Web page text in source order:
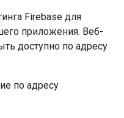
Firebase для
приложения. Веб-
доступно по адресу
по адресу